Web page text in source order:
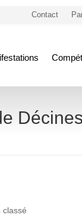
Contact
classé